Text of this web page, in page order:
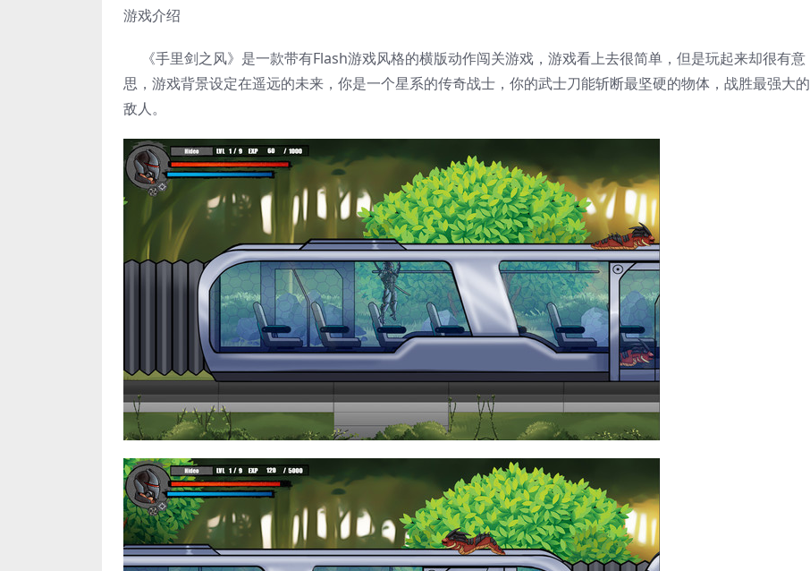
游戏介绍
《手里剑之风》是一款带有Flash游戏风格的横版动作闯关游戏，游戏看上去很简单，但是玩起来却很有意
思，游戏背景设定在遥远的未来，你是一个星系的传奇战士，你的武士刀能斩断最坚硬的物体，战胜最强大的
敌人。